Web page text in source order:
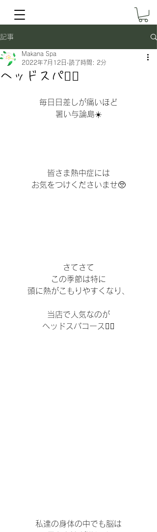
記事
ヘッドスパ💆‍♀️
Makana Spa
2022年7月12日 読了時間: 2分
毎日日差しが痛いほど
暑い与論島☀️
皆さま熱中症には
お気をつけくださいませ🥺
さてさて
この季節は特に
頭に熱がこもりやすくなり、
当店で人気なのが
ヘッドスパコース💆‍♀️
私達の身体の中でも脳は